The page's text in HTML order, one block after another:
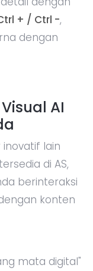
+ / Ctrl -,
dengan
AI
lain
di AS,
berinteraksi
konten
mata digital"